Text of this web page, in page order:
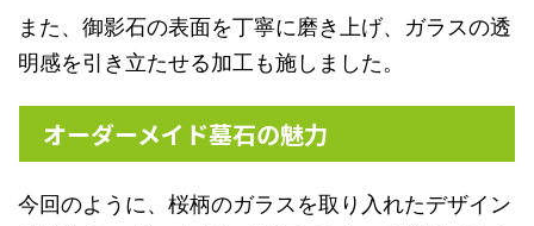
また、御影石の表面を丁寧に磨き上げ、ガラスの透
明感を引き立たせる加工も施しました。
オーダーメイド墓石の魅力
今回のように、桜柄のガラスを取り入れたデザイン